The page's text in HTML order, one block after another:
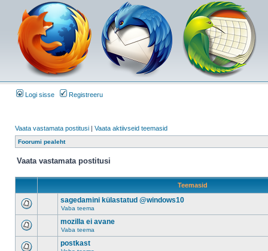
Logi sisse Registreeru
Vaata vastamata postitusi | Vaata aktiivseid teemasid
Foorumi pealeht
Vaata vastamata postitusi
Teemasid
sagedamini külastatud @windows10
Vaba teema
mozilla ei avane
Vaba teema
postkast